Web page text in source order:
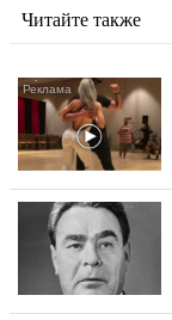
Читайте также